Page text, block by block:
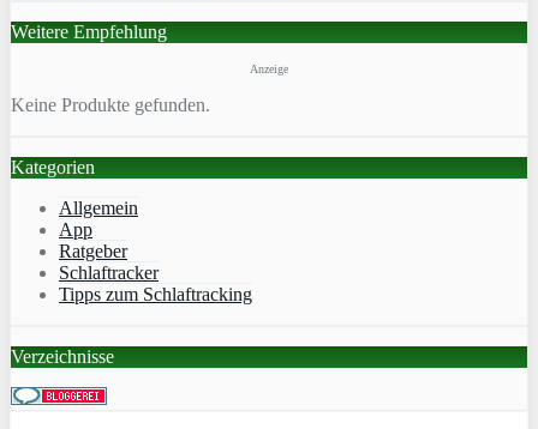
Weitere Empfehlung
Anzeige
Keine Produkte gefunden.
Kategorien
Allgemein
App
Ratgeber
Schlaftracker
Tipps zum Schlaftracking
Verzeichnisse